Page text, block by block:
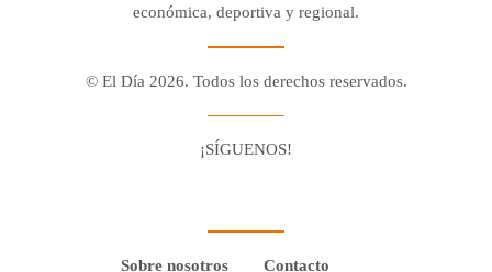
económica, deportiva y regional.
© El Día 2026. Todos los derechos reservados.
¡SÍGUENOS!
Sobre nosotros Contacto